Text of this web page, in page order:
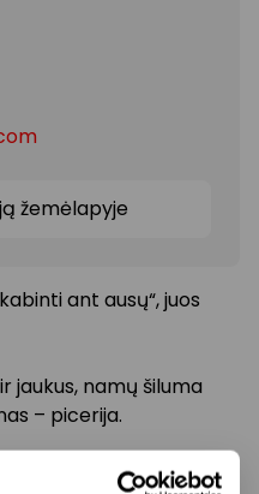
žemėlapyje
ant ausų“, juos
jaukus, namų šiluma
– picerija.
ir miesto svečius